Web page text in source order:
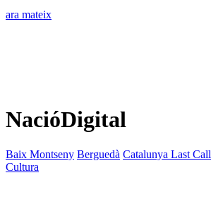
ara mateix
NacióDigital
Baix Montseny Berguedà Catalunya Last Call
Cultura